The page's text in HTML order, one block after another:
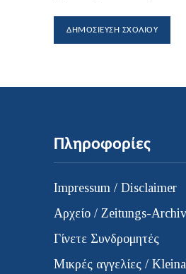
Πληροφορίες
Impressum / Disclaimer
Αρχείο / Zeitungs-Archiv
Γίνετε Συνδρομητές
Μικρές αγγελίες /